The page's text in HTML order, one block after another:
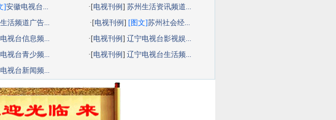
]安徽电视台... ·[电视刊例] 苏州生活资讯频道...
活频道广告... ·[电视刊例] [图文]苏州社会经...
视台信息频... ·[电视刊例] 辽宁电视台影视娱...
视台青少频... ·[电视刊例] 辽宁电视台生活频...
视台新闻频...